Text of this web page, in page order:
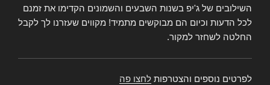
השילובים של ג'יפ בשנות השבעים והשמונים הקדימו את זמנם
לכל הדעות וכיום הם מבוקשים מתמיד! מקווים שעזרנו לך לקבל
החלטה לשחזר למקור.
לפרטים נוספים והצטרפות לחצו פה